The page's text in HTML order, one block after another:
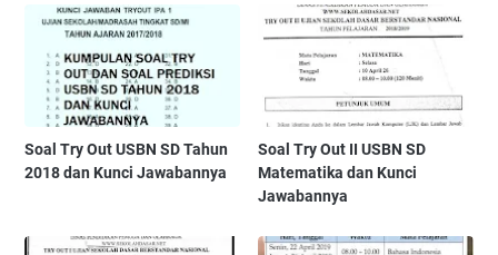
Soal Try Out USBN SD Tahun
2018 dan Kunci Jawabannya
Soal Try Out II USBN SD
Matematika dan Kunci
Jawabannya